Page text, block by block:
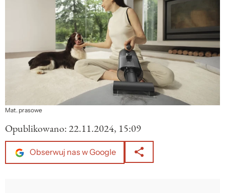
Mat. prasowe
Opublikowano:22.11.2024, 15:09
Obserwuj nas w Google